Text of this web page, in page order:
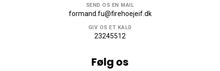
SEND OS EN MAIL
formand.fu@firehoejeif.dk
GIV OS ET KALD
23245512
Følg os